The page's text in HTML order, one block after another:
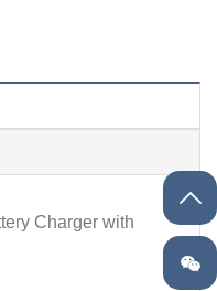
Charger with